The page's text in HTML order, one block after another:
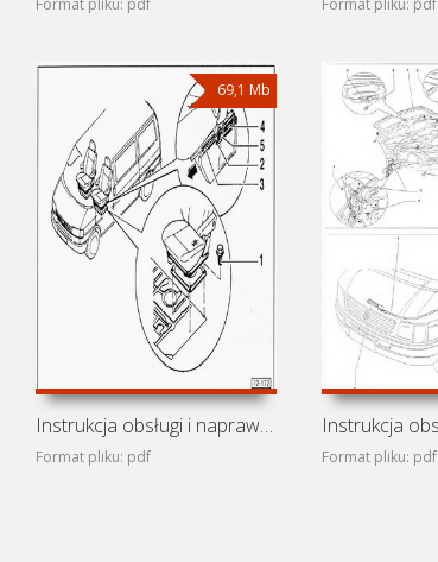
Format pliku: pdf Format pliku: pdf
69,1 Mb
Instrukcja obsługi i naprawy Volkswagen Transporter T4
Format pliku: pdf Format pliku: pdf